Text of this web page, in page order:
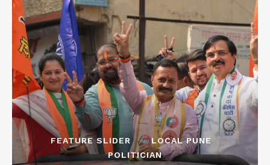
FEATURE SLIDER
LOCAL PUNE
POLITICIAN